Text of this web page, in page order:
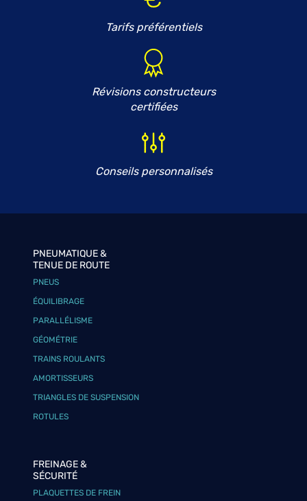
Tarifs préférentiels
Révisions constructeurs
certifiées
Conseils personnalisés
PNEUMATIQUE &
TENUE DE ROUTE
PNEUS
ÉQUILIBRAGE
PARALLÉLISME
GÉOMÉTRIE
TRAINS ROULANTS
AMORTISSEURS
TRIANGLES DE SUSPENSION
ROTULES
FREINAGE &
SÉCURITÉ
PLAQUETTES DE FREIN